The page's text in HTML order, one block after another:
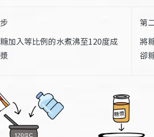
加入等比例的水煮沸至120度成
第
將
卻